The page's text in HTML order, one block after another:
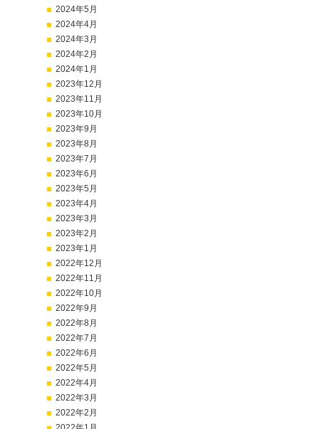
2024年5月
2024年4月
2024年3月
2024年2月
2024年1月
2023年12月
2023年11月
2023年10月
2023年9月
2023年8月
2023年7月
2023年6月
2023年5月
2023年4月
2023年3月
2023年2月
2023年1月
2022年12月
2022年11月
2022年10月
2022年9月
2022年8月
2022年7月
2022年6月
2022年5月
2022年4月
2022年3月
2022年2月